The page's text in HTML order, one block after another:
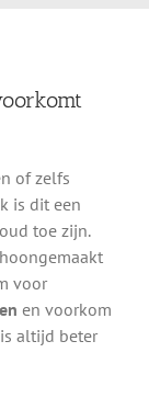
of zelfs
is dit een
toe zijn.
voor
en voorkom
altijd beter